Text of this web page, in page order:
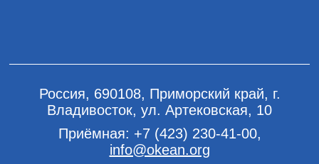
Россия, 690108, Приморский край, г.
Владивосток, ул. Артековская, 10
Приёмная: +7 (423) 230-41-00,
info@okean.org